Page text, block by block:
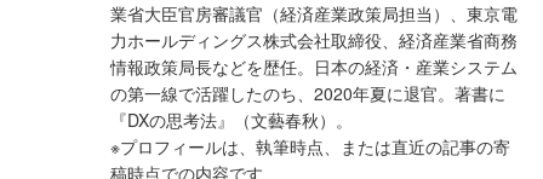
業省大臣官房審議官（経済産業政策局担当）、東京電
力ホールディングス株式会社取締役、経済産業省商務
情報政策局長などを歴任。日本の経済・産業システム
の第一線で活躍したのち、2020年夏に退官。著書に
『DXの思考法』（文藝春秋）。
※プロフィールは、執筆時点、または直近の記事の寄
稿時点での内容です